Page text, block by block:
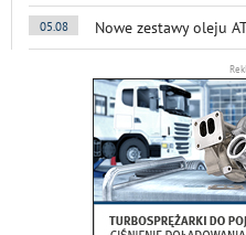
05.08 Nowe zestawy oleju